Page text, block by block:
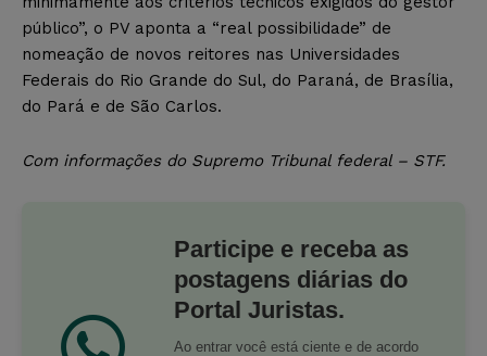
público”, o PV aponta a “real possibilidade” de
nomeação de novos reitores nas Universidades
Federais do Rio Grande do Sul, do Paraná, de Brasília,
do Pará e de São Carlos.
Com informações do Supremo Tribunal federal – STF.
Participe e receba as
postagens diárias do
Portal Juristas.
Ao entrar você está ciente e de acordo